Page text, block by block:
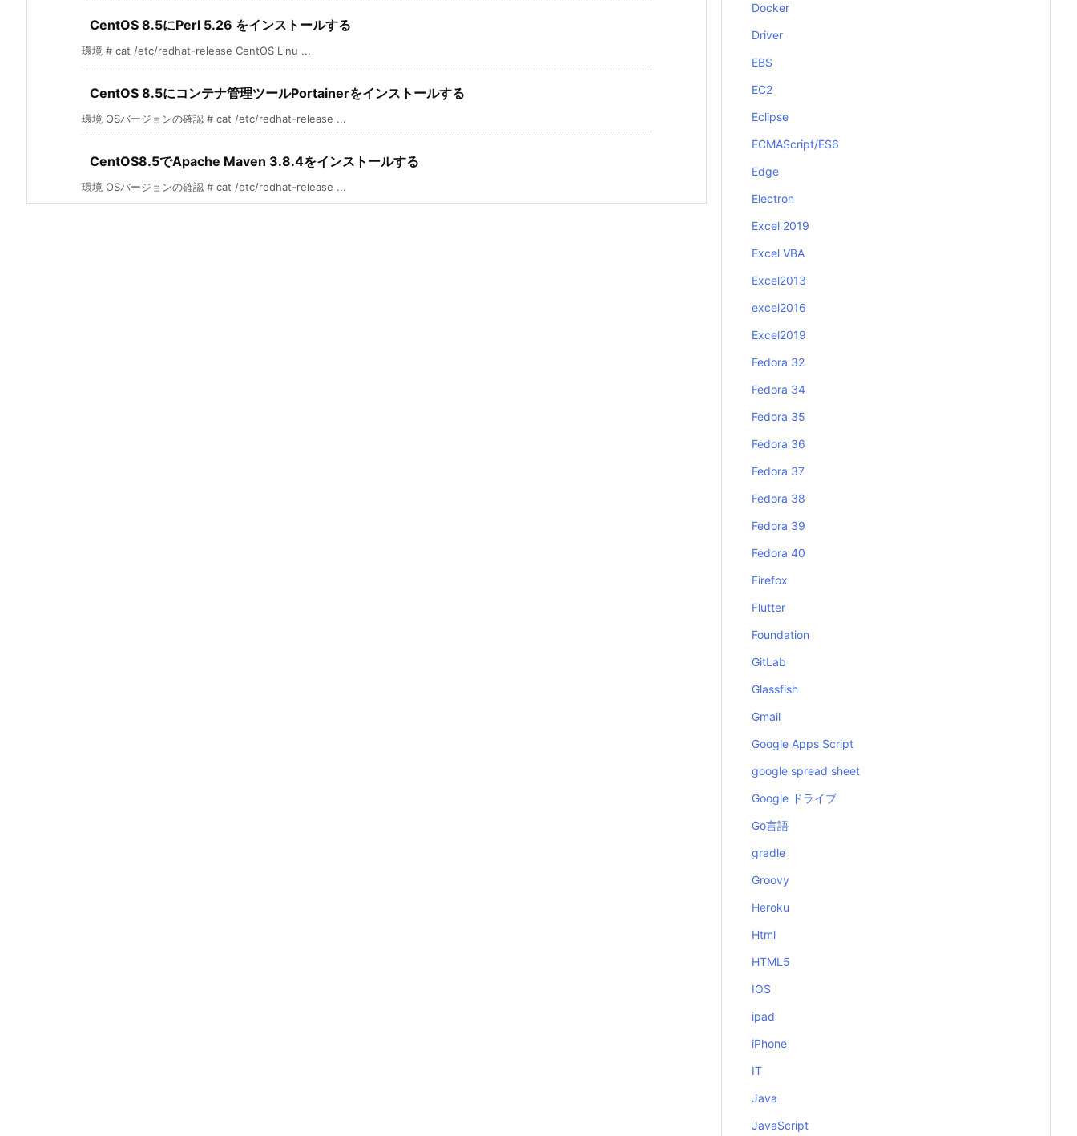
CentOS 8.5にPerl 5.26 をインストールする
環境 # cat /etc/redhat-release CentOS Linu ...
CentOS 8.5にコンテナ管理ツールPortainerをインストールする
環境 OSバージョンの確認 # cat /etc/redhat-release ...
CentOS8.5でApache Maven 3.8.4をインストールする
環境 OSバージョンの確認 # cat /etc/redhat-release ...
Docker
Driver
EBS
EC2
Eclipse
ECMAScript/ES6
Edge
Electron
Excel 2019
Excel VBA
Excel2013
excel2016
Excel2019
Fedora 32
Fedora 34
Fedora 35
Fedora 36
Fedora 37
Fedora 38
Fedora 39
Fedora 40
Firefox
Flutter
Foundation
GitLab
Glassfish
Gmail
Google Apps Script
google spread sheet
Google ドライブ
Go言語
gradle
Groovy
Heroku
Html
HTML5
IOS
ipad
iPhone
IT
Java
JavaScript